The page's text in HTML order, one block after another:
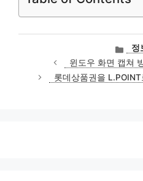
카
테
고
리
정
윈도우 화면 캡쳐
롯데상품권을